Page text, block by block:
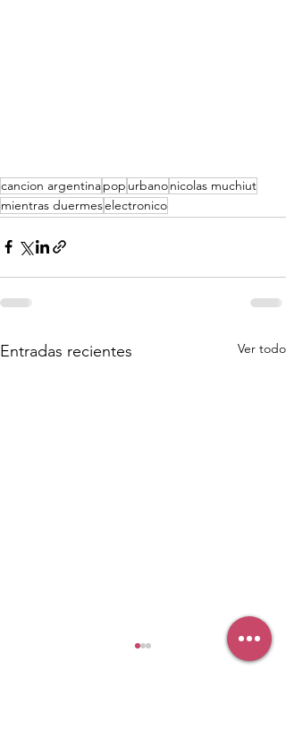
cancion argentinapop urbanonicolas muchiut
mientras duermeselectronico
Entradas recientes Ver todo